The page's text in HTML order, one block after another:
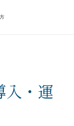
入・運